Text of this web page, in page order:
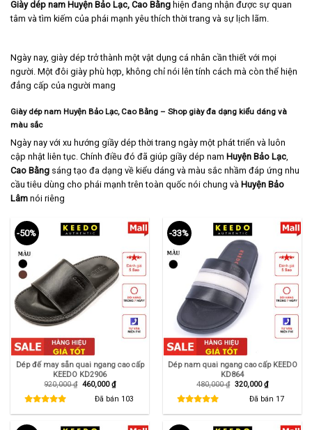
Giày dép nam Huyện Bảo Lạc, Cao Bằng hiện đang nhận được sự quan
tâm và tìm kiếm của phái mạnh yêu thích thời trang và sự lịch lãm.
Ngày nay, giày dép trở thành một vật dụng cá nhân cần thiết với mọi
người. Một đôi giày phù hợp, không chỉ nói lên tính cách mà còn thể hiện
đẳng cấp của người mang
Giày dép nam Huyện Bảo Lạc, Cao Bằng – Shop giày đa dạng kiểu dáng và
màu sắc
Ngày nay với xu hướng giầy dép thời trang ngày một phát triển và luôn
cập nhật liên tục. Chính điều đó đã giúp giầy dép nam Huyện Bảo Lạc,
Cao Bằng sáng tạo đa dạng về kiểu dáng và màu sắc nhầm đáp ứng nhu
cầu tiêu dùng cho phái mạnh trên toàn quốc nói chung và Huyện Bảo
Lâm nói riêng
-50%
Dép đế may sẵn quai ngang cao cấp
KEEDO KD2906
920,000₫ Giá
460,000₫Giá
hiện
tại
Đã bán 103
-33%
Dép nam quai ngang cao cấp KEEDO
KD864
480,000₫ Giá
320,000₫Giá
hiện
tại
Đã bán 17